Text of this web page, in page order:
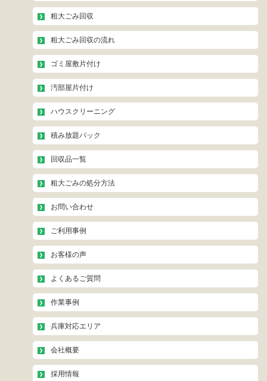
粗大ごみ回収
粗大ごみ回収の流れ
ゴミ屋敷片付け
汚部屋片付け
ハウスクリーニング
積み放題パック
回収品一覧
粗大ごみの処分方法
お問い合わせ
ご利用事例
お客様の声
よくあるご質問
作業事例
兵庫対応エリア
会社概要
採用情報